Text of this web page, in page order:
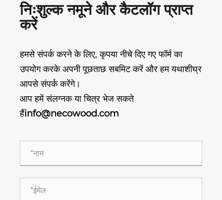
निःशुल्क नमूने और कैटलॉग प्राप्त
करें
हमसे संपर्क करने के लिए, कृपया नीचे दिए गए फॉर्म का
उपयोग करके अपनी पूछताछ सबमिट करें और हम यथाशीघ्र
आपसे संपर्क करेंगे।
आप हमें संलग्नक या चित्र भेज सकते
हैंinfo@necowood.com